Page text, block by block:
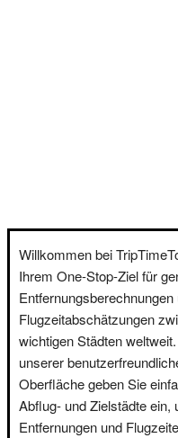
Willkommen bei
Ihrem One-Stop-Ziel für
Entfernungsberechnungen
Flugzeitabschätzungen
wichtigen Städten
unserer
Oberfläche geben Sie
Abflug- und Zielstädte ein,
Entfernungen und